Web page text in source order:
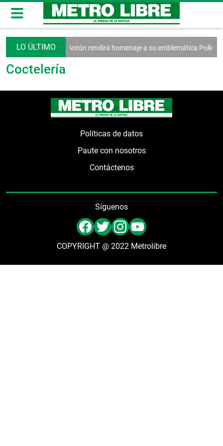
a las MiPymes Antón rendirá homenaje a su emblemática Pollera
Coctelería
Políticas de datos
Paute con nosotros
Contáctenos
Síguenos
COPYRIGHT @ 2022 Metrolibre